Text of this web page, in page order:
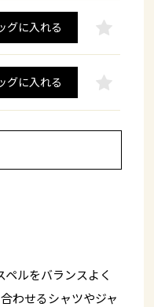
グに入れる
グに入れる
ルをバランスよく
わせるシャツやジャ